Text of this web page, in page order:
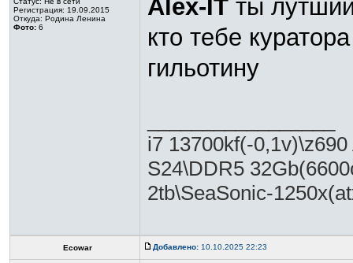
Регистрация: 19.09.2015
Откуда: Родина Ленина
Фото: 6
Alex-IT ты
кто тебе
гильотину
i7 13700kf(-
S24\DDR5
2tb\SeaSonic-
Ecowar Добавлено: 10.10.2025 22:23